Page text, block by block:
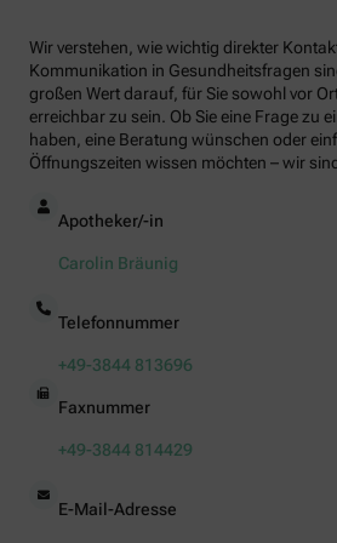
Wir verstehen, wie wichtig direkter
Kommunikation in Gesundheitsfragen
großen Wert darauf, für Sie sowohl vor
erreichbar zu sein. Ob Sie eine Frage zu
haben, eine Beratung wünschen oder
Öffnungszeiten wissen möchten – wir
Apotheker/-in
Carolin Bräunig
Telefonnummer
+49-3844 813696
Faxnummer
+49-3844 814429
E-Mail-Adresse